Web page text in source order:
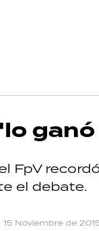
FpV
el debate.
15 Noviembre de